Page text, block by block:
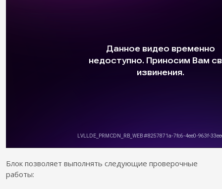
Блок позволяет выполнять следующие проверочные
работы: